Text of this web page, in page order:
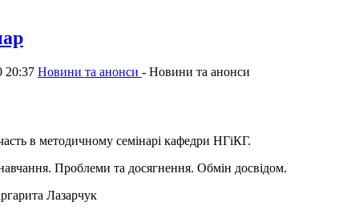
20:37 Новини та анонси - Новини та анонси
в методичному семінарі кафедри НГіКГ.
Проблеми та досягнення. Обмін досвідом.
Лазарчук